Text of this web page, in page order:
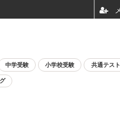
中学受験 小学校受験 共通テスト